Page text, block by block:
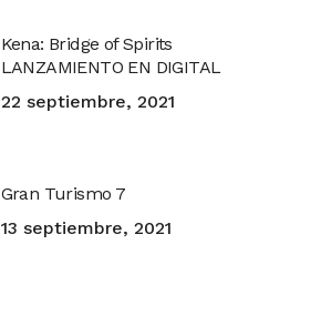
Kena: Bridge of Spirits
LANZAMIENTO EN DIGITAL
22 septiembre, 2021
Gran Turismo 7
13 septiembre, 2021